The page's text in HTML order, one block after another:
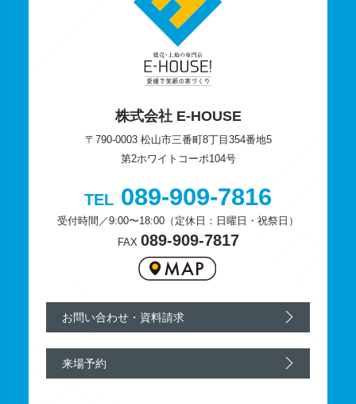
株式会社 E-HOUSE
〒790-0003 松山市三番町8丁目354番地5
第2ホワイトコーポ104号
TEL 089-909-7816
受付時間／9:00〜18:00（定休日：日曜日・祝祭日）
FAX 089-909-7817
お問い合わせ・資料請求
来場予約